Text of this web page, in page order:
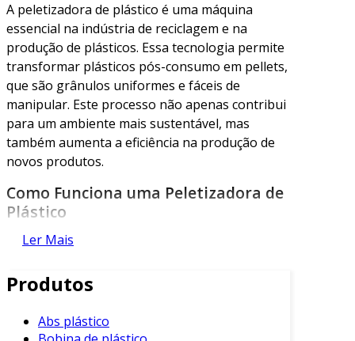
A peletizadora de plástico é uma máquina
essencial na indústria de reciclagem e na
produção de plásticos. Essa tecnologia permite
transformar plásticos pós-consumo em pellets,
que são grânulos uniformes e fáceis de
manipular. Este processo não apenas contribui
para um ambiente mais sustentável, mas
também aumenta a eficiência na produção de
novos produtos.
Como Funciona uma Peletizadora de
Plástico
O funcionamento de uma peletizadora é
plástico reciclável é primeiramente triturado em
alimentadas na peletizadora, onde são
Ler Mais
Produtos
Abs plástico